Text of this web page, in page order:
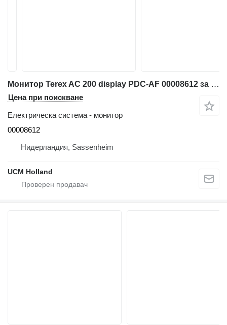
Монитор Terex AC 200 display PDC-AF 00008612 за кран
Цена при поискване
Електрическа система - монитор
00008612
Нидерландия, Sassenheim
UCM Holland